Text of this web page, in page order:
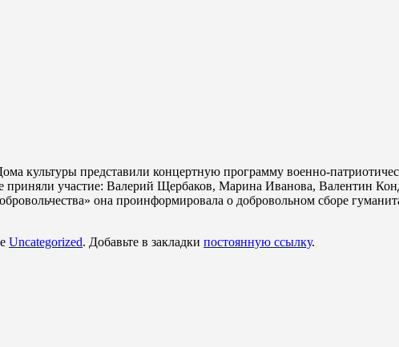
культуры представили концертную программу военно-
участие: Валерий Щербаков, Марина Иванова, Валентин
она проинформировала о добровольном сборе
Uncategorized. Добавьте в закладки постоянную ссылку.